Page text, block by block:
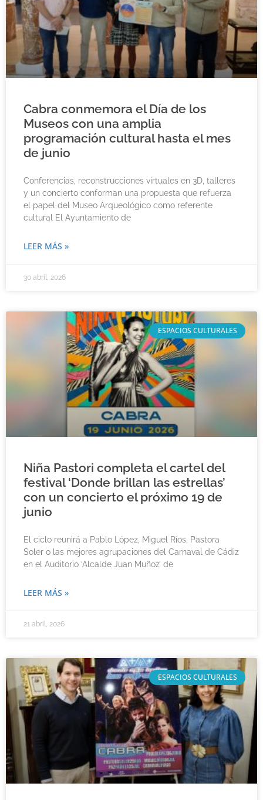
Cabra conmemora el Día de los
Museos con una amplia
programación cultural hasta el mes
de junio
Conferencias, reconstrucciones virtuales en 3D, talleres
y un concierto conforman una propuesta que refuerza
el papel del Museo Arqueológico como referente
cultural El Ayuntamiento de
LEER MÁS »
30 abril, 2026
ESPACIOS CULTURALES
Niña Pastori completa el cartel del
festival ‘Donde brillan las estrellas’
con un concierto el próximo 19 de
junio
El ciclo reunirá a Pablo López, Miguel Ríos, Pastora
Soler o las mejores agrupaciones del Carnaval de Cádiz
en el Auditorio ‘Alcalde Juan Muñoz’ de
LEER MÁS »
21 abril, 2026
ESPACIOS CULTURALES